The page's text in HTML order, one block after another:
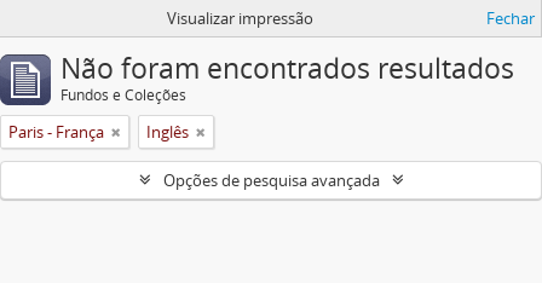
Visualizar impressão Fechar
Não foram encontrados resultados
Fundos e Coleções
Paris - França Inglês
Opções de pesquisa avançada